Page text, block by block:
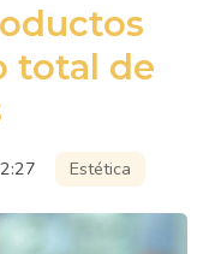
total de
Estética